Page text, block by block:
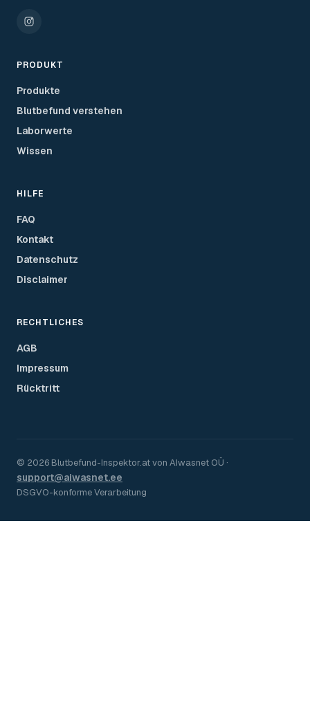
PRODUKT
Produkte
Blutbefund verstehen
Laborwerte
Wissen
HILFE
FAQ
Kontakt
Datenschutz
Disclaimer
RECHTLICHES
AGB
Impressum
Rücktritt
© 2026 Blutbefund-Inspektor.atvon AIwasnet OÜ ·
support@aiwasnet.ee
DSGVO-konforme Verarbeitung